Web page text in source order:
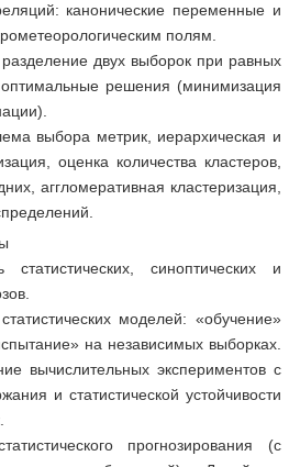
канонические переменные и
полям.
двух выборок при равных
решения (минимизация
выбора метрик, иерархическая и
оценка количества кластеров,
аггломеративная кластеризация,
синоптических и
моделей: «обучение»
на независимых выборках.
вычислительных экспериментов с
и статистической устойчивости
прогнозирования (с